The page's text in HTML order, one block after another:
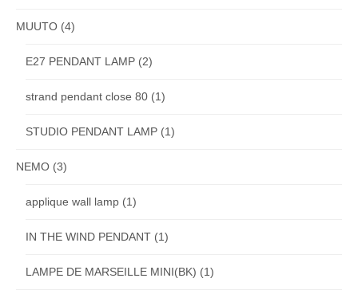
MUUTO (4)
E27 PENDANT LAMP (2)
strand pendant close 80 (1)
STUDIO PENDANT LAMP (1)
NEMO (3)
applique wall lamp (1)
IN THE WIND PENDANT (1)
LAMPE DE MARSEILLE MINI(BK) (1)